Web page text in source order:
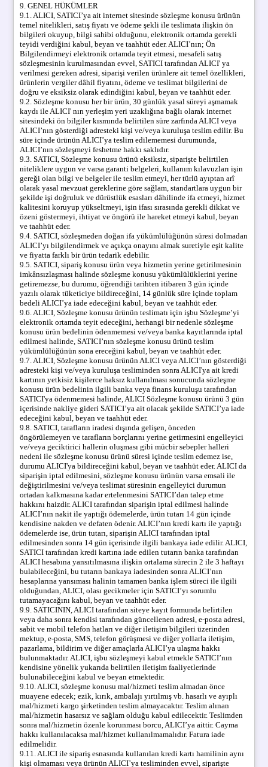
9. GENEL HÜKÜMLER
9.1. ALICI, SATICI’ya ait internet sitesinde sözleşme konusu ürünün
temel nitelikleri, satış fiyatı ve ödeme şekli ile teslimata ilişkin ön
bilgileri okuyup, bilgi sahibi olduğunu, elektronik ortamda gerekli
teyidi verdiğini kabul, beyan ve taahhüt eder. ALICI’nın; Ön
Bilgilendirmeyi elektronik ortamda teyit etmesi, mesafeli satış
sözleşmesinin kurulmasından evvel, SATICI tarafından ALICI' ya
verilmesi gereken adresi, siparişi verilen ürünlere ait temel özellikleri,
ürünlerin vergiler dâhil fiyatını, ödeme ve teslimat bilgilerini de
doğru ve eksiksiz olarak edindiğini kabul, beyan ve taahhüt eder.
9.2. Sözleşme konusu her bir ürün, 30 günlük yasal süreyi aşmamak
kaydı ile ALICI' nın yerleşim yeri uzaklığına bağlı olarak internet
sitesindeki ön bilgiler kısmında belirtilen süre zarfında ALICI veya
ALICI’nın gösterdiği adresteki kişi ve/veya kuruluşa teslim edilir. Bu
süre içinde ürünün ALICI’ya teslim edilememesi durumunda,
ALICI’nın sözleşmeyi feshetme hakkı saklıdır.
9.3. SATICI, Sözleşme konusu ürünü eksiksiz, siparişte belirtilen
niteliklere uygun ve varsa garanti belgeleri, kullanım kılavuzları işin
gereği olan bilgi ve belgeler ile teslim etmeyi, her türlü ayıptan arî
olarak yasal mevzuat gereklerine göre sağlam, standartlara uygun bir
şekilde işi doğruluk ve dürüstlük esasları dâhilinde ifa etmeyi, hizmet
kalitesini koruyup yükseltmeyi, işin ifası sırasında gerekli dikkat ve
özeni göstermeyi, ihtiyat ve öngörü ile hareket etmeyi kabul, beyan
ve taahhüt eder.
9.4. SATICI, sözleşmeden doğan ifa yükümlülüğünün süresi dolmadan
ALICI’yı bilgilendirmek ve açıkça onayını almak suretiyle eşit kalite
ve fiyatta farklı bir ürün tedarik edebilir.
9.5. SATICI, sipariş konusu ürün veya hizmetin yerine getirilmesinin
imkânsızlaşması halinde sözleşme konusu yükümlülüklerini yerine
getiremezse, bu durumu, öğrendiği tarihten itibaren 3 gün içinde
yazılı olarak tüketiciye bildireceğini, 14 günlük süre içinde toplam
bedeli ALICI’ya iade edeceğini kabul, beyan ve taahhüt eder.
9.6. ALICI, Sözleşme konusu ürünün teslimatı için işbu Sözleşme’yi
elektronik ortamda teyit edeceğini, herhangi bir nedenle sözleşme
konusu ürün bedelinin ödenmemesi ve/veya banka kayıtlarında iptal
edilmesi halinde, SATICI’nın sözleşme konusu ürünü teslim
yükümlülüğünün sona ereceğini kabul, beyan ve taahhüt eder.
9.7. ALICI, Sözleşme konusu ürünün ALICI veya ALICI’nın gösterdiği
adresteki kişi ve/veya kuruluşa tesliminden sonra ALICI'ya ait kredi
kartının yetkisiz kişilerce haksız kullanılması sonucunda sözleşme
konusu ürün bedelinin ilgili banka veya finans kuruluşu tarafından
SATICI'ya ödenmemesi halinde, ALICI Sözleşme konusu ürünü 3 gün
içerisinde nakliye gideri SATICI’ya ait olacak şekilde SATICI’ya iade
edeceğini kabul, beyan ve taahhüt eder.
9.8. SATICI, tarafların iradesi dışında gelişen, önceden
öngörülemeyen ve tarafların borçlarını yerine getirmesini engelleyici
ve/veya geciktirici hallerin oluşması gibi mücbir sebepler halleri
nedeni ile sözleşme konusu ürünü süresi içinde teslim edemez ise,
durumu ALICI'ya bildireceğini kabul, beyan ve taahhüt eder. ALICI da
siparişin iptal edilmesini, sözleşme konusu ürünün varsa emsali ile
değiştirilmesini ve/veya teslimat süresinin engelleyici durumun
ortadan kalkmasına kadar ertelenmesini SATICI’dan talep etme
hakkını haizdir. ALICI tarafından siparişin iptal edilmesi halinde
ALICI’nın nakit ile yaptığı ödemelerde, ürün tutarı 14 gün içinde
kendisine nakden ve defaten ödenir. ALICI’nın kredi kartı ile yaptığı
ödemelerde ise, ürün tutarı, siparişin ALICI tarafından iptal
edilmesinden sonra 14 gün içerisinde ilgili bankaya iade edilir. ALICI,
SATICI tarafından kredi kartına iade edilen tutarın banka tarafından
ALICI hesabına yansıtılmasına ilişkin ortalama sürecin 2 ile 3 haftayı
bulabileceğini, bu tutarın bankaya iadesinden sonra ALICI’nın
hesaplarına yansıması halinin tamamen banka işlem süreci ile ilgili
olduğundan, ALICI, olası gecikmeler için SATICI’yı sorumlu
tutamayacağını kabul, beyan ve taahhüt eder.
9.9. SATICININ, ALICI tarafından siteye kayıt formunda belirtilen
veya daha sonra kendisi tarafından güncellenen adresi, e-posta adresi,
sabit ve mobil telefon hatları ve diğer iletişim bilgileri üzerinden
mektup, e-posta, SMS, telefon görüşmesi ve diğer yollarla iletişim,
pazarlama, bildirim ve diğer amaçlarla ALICI’ya ulaşma hakkı
bulunmaktadır. ALICI, işbu sözleşmeyi kabul etmekle SATICI’nın
kendisine yönelik yukarıda belirtilen iletişim faaliyetlerinde
bulunabileceğini kabul ve beyan etmektedir.
9.10. ALICI, sözleşme konusu mal/hizmeti teslim almadan önce
muayene edecek; ezik, kırık, ambalajı yırtılmış vb. hasarlı ve ayıplı
mal/hizmeti kargo şirketinden teslim almayacaktır. Teslim alınan
mal/hizmetin hasarsız ve sağlam olduğu kabul edilecektir. Teslimden
sonra mal/hizmetin özenle korunması borcu, ALICI’ya aittir. Cayma
hakkı kullanılacaksa mal/hizmet kullanılmamalıdır. Fatura iade
edilmelidir.
9.11. ALICI ile sipariş esnasında kullanılan kredi kartı hamilinin aynı
kişi olmaması veya ürünün ALICI’ya tesliminden evvel, siparişte